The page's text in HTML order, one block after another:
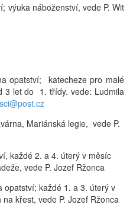
výuka náboženství, vede P. Wit
opatství; katecheze pro malé
3 let do 1. třídy. vede: Ludmila
Mariánská legie, vede P.
každé 2. a 4. úterý v měsíc
vede P. Jozef Ržonca
opatství; každé 1. a 3. úterý v
křest, vede P. Jozef Ržonca